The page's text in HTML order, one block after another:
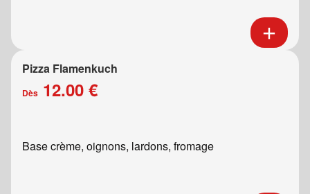
Pizza Flamenkuch
Dès 12.00 €
Base crème, oignons, lardons, fromage